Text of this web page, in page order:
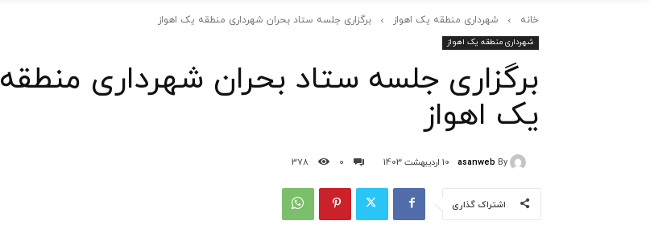
خانه شهرداری منطقه یک اهواز برگزاری جلسه ستاد بحران شهرداری منطقه یک اهواز
شهرداری منطقه یک اهواز
برگزاری جلسه ستاد بحران شهرداری منطقه
یک اهواز
By
asanweb 10 اردیبهشت 1403 0
378
اشتراک گذاری